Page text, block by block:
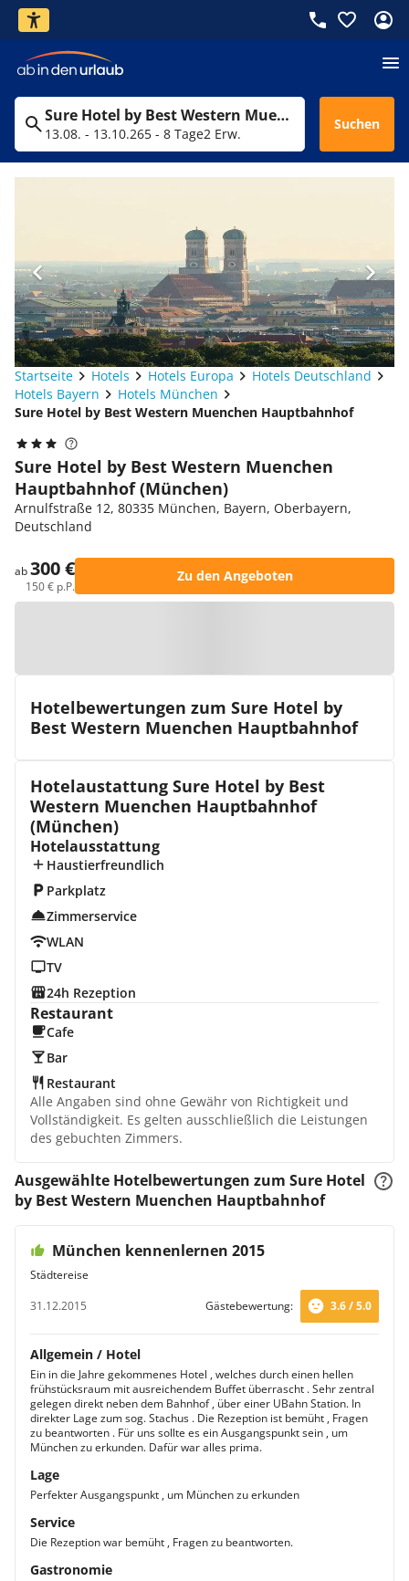
Sure Hotel by Best Western Muenchen Hauptbahnhof
13.08. - 13.10.265 - 8 Tage2 Erw.
Suchen
Startseite Hotels Hotels Europa
Hotels Deutschland
Hotels Bayern
Hotels München
Sure Hotel by Best Western Muenchen Hauptbahnhof
Sure Hotel by Best Western Muenchen
Hauptbahnhof (München)
Arnulfstraße 12, 80335 München, Bayern, Oberbayern,
Deutschland
ab300 €
150 € p.P.
Zu den Angeboten
Hotelbewertungen zum Sure Hotel by
Best Western Muenchen Hauptbahnhof
Hotelaustattung Sure Hotel by Best
Western Muenchen Hauptbahnhof
(München)
Hotelausstattung
Haustierfreundlich
Parkplatz
Zimmerservice
WLAN
TV
24h Rezeption
Restaurant
Cafe
Bar
Restaurant
Alle Angaben sind ohne Gewähr von Richtigkeit und
Vollständigkeit. Es gelten ausschließlich die Leistungen
des gebuchten Zimmers.
Ausgewählte Hotelbewertungen zum Sure Hotel
by Best Western Muenchen Hauptbahnhof
München kennenlernen 2015
Städtereise
31.12.2015
Gästebewertung: 3.6 / 5.0
Allgemein / Hotel
Ein in die Jahre gekommenes Hotel , welches durch einen hellen
frühstücksraum mit ausreichendem Buffet überrascht . Sehr zentral
gelegen direkt neben dem Bahnhof , über einer UBahn Station. In
direkter Lage zum sog. Stachus . Die Rezeption ist bemüht , Fragen
zu beantworten . Für uns sollte es ein Ausgangspunkt sein , um
München zu erkunden. Dafür war alles prima.
Lage
Perfekter Ausgangspunkt , um München zu erkunden
Service
Die Rezeption war bemüht , Fragen zu beantworten.
Gastronomie